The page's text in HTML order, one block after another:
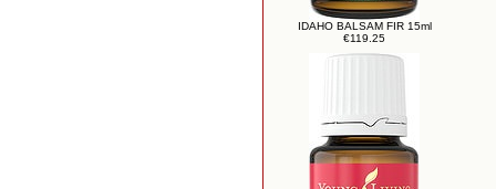
IDAHO BALSAM FIR 15ml
€119.25